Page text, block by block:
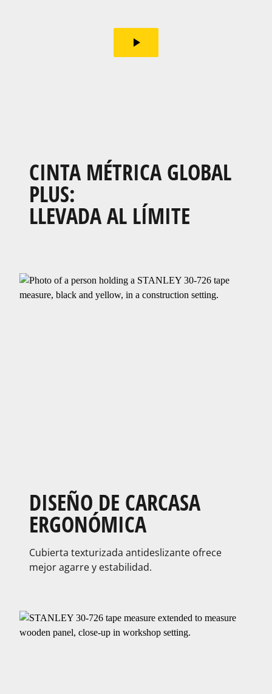
play_arrow
CINTA MÉTRICA GLOBAL
PLUS:​
LLEVADA AL LÍMITE​
DISEÑO DE CARCASA
ERGONÓMICA​
Cubierta texturizada antideslizante ofrece
mejor agarre y estabilidad.​